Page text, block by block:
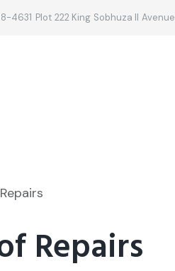
4631 Plot 222 King Sobhuza II Avenue
Repairs